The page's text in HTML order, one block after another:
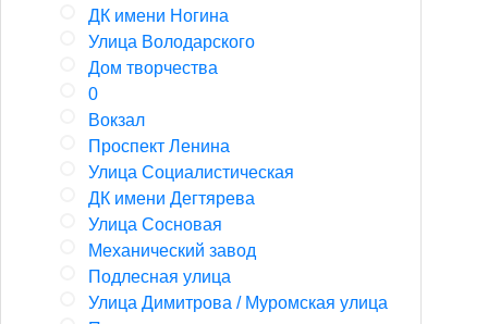
ДК имени Ногина
Улица Володарского
Дом творчества
0
Вокзал
Проспект Ленина
Улица Социалистическая
ДК имени Дегтярева
Улица Сосновая
Механический завод
Подлесная улица
Улица Димитрова / Муромская улица